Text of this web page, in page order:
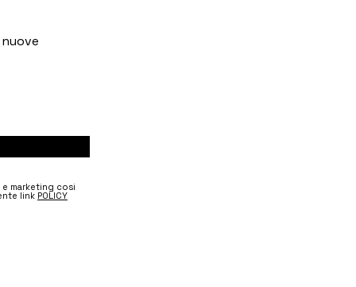
marketing cosi
link POLICY